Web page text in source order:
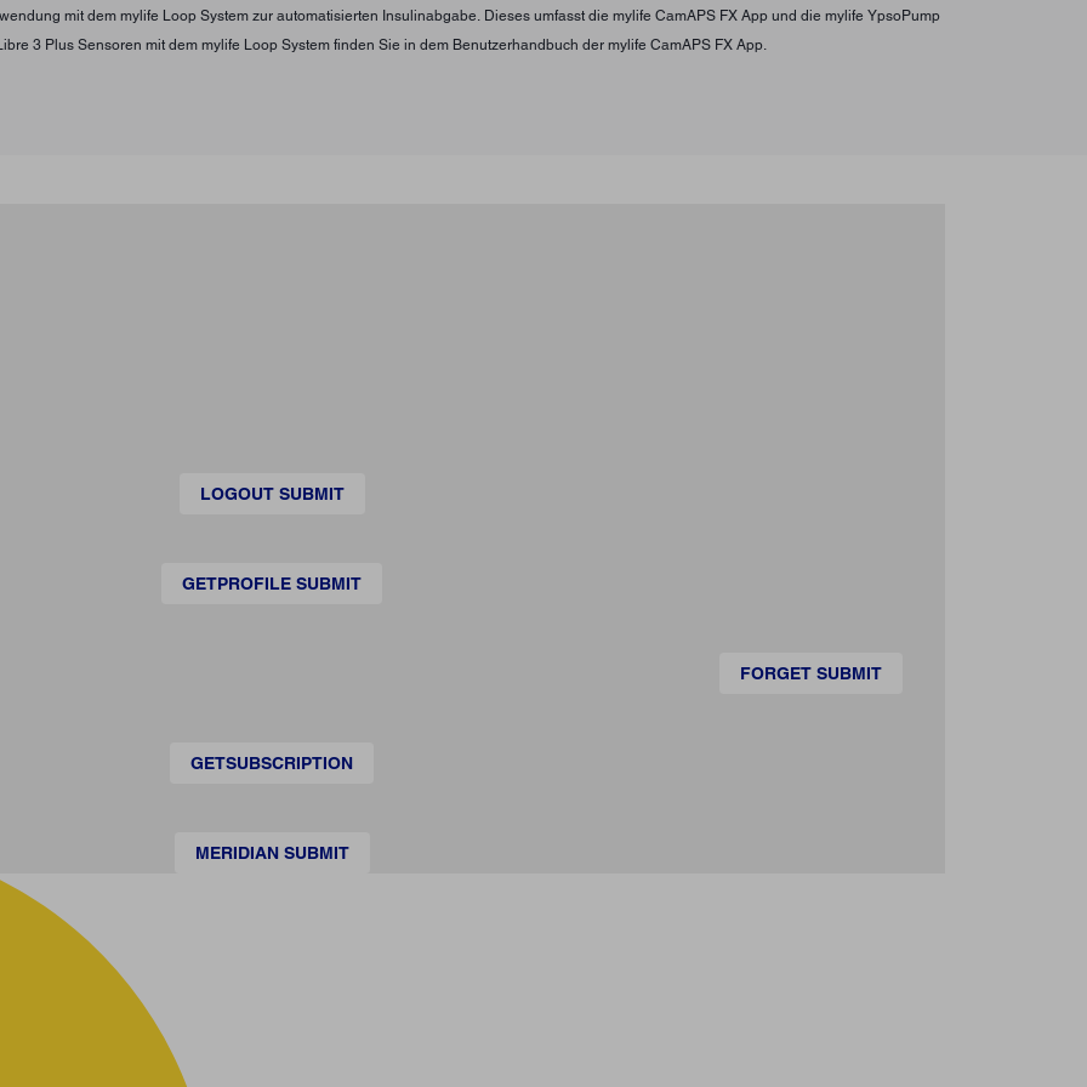
mit dem mylife Loop System zur automatisierten Insulinabgabe. Dieses umfasst die mylife CamAPS FX App und die mylife YpsoPump
3 Plus Sensoren mit dem mylife Loop System finden Sie in dem Benutzerhandbuch der mylife CamAPS FX App.
LOGOUT SUBMIT
GETPROFILE SUBMIT
FORGET SUBMIT
GETSUBSCRIPTION
MERIDIAN SUBMIT